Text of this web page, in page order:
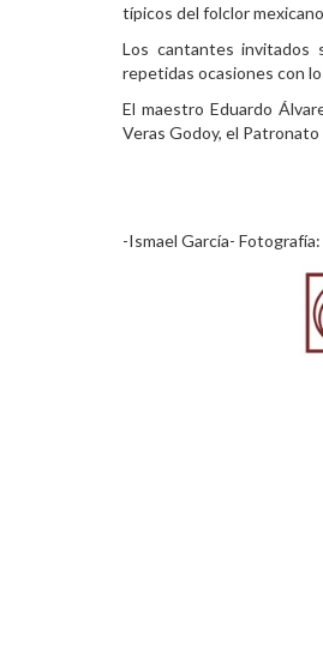
típicos del folclor mexicano
Los cantantes invitados
repetidas ocasiones con
El maestro Eduardo Á
Veras Godoy, el
-Ismael García-